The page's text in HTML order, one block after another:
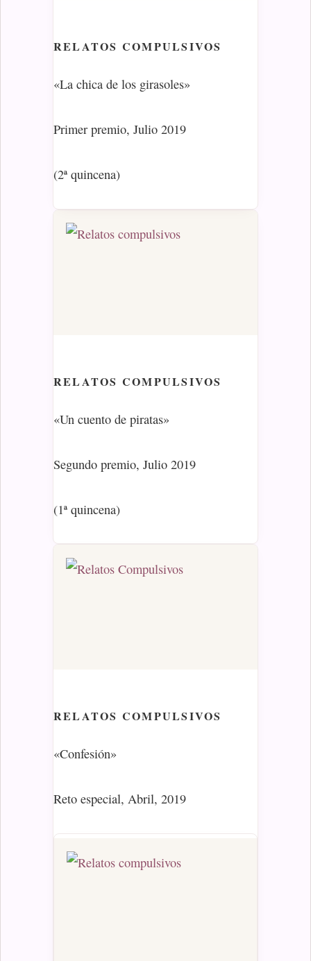
RELATOS COMPULSIVOS
«La chica de los girasoles»
Primer premio, Julio 2019
(2ª quincena)
RELATOS COMPULSIVOS
«Un cuento de piratas»
Segundo premio, Julio 2019
(1ª quincena)
RELATOS COMPULSIVOS
«Confesión»
Reto especial, Abril, 2019